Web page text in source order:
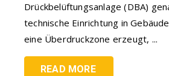
Drückbelüftungsanlage (DBA)
technische Einrichtung in
eine Überdruckzone erzeugt, ...
READ MORE